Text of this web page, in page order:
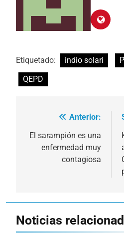
Etiquetado: indio solari
QEPD
Navegación
de
entradas
Anterior:
El sarampión es una
enfermedad muy
contagiosa
Noticias